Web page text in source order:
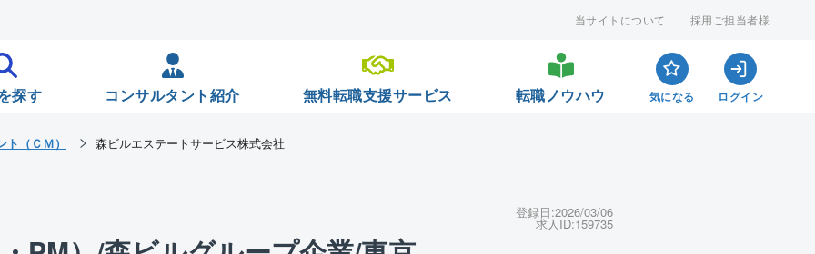
当サイトについて 採用ご担当者様
探す コンサルタント紹介 無料転職支援サービス 転職ノウハウ 気になる ログイン
登録日:2026/03/06
求人ID:159735
（ＣＭ） 森ビルエステートサービス株式会社